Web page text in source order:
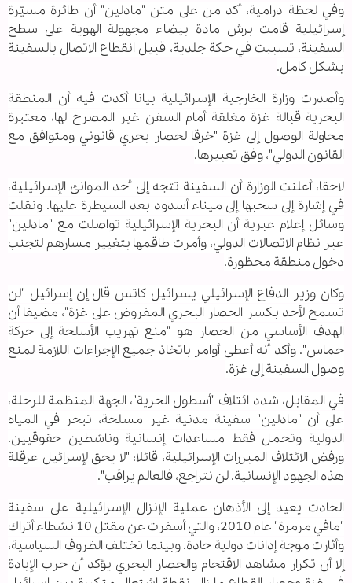
وفي لحظة درامية، أكد من على متن "مادلين" أن طائرة مسيّرة
إسرائيلية قامت برش مادة بيضاء مجهولة الهوية على سطح
السفينة، تسببت في حكة جلدية، قبيل انقطاع الاتصال بالسفينة
بشكل كامل.
وأصدرت وزارة الخارجية الإسرائيلية بيانا أكدت فيه أن المنطقة
البحرية قبالة غزة مغلقة أمام السفن غير المصرح لها، معتبرة
محاولة الوصول إلى غزة "خرقا لحصار بحري قانوني ومتوافق مع
القانون الدولي"، وفق تعبيرها.
لاحقا، أعلنت الوزارة أن السفينة تتجه إلى أحد الموانئ الإسرائيلية،
في إشارة إلى سحبها إلى ميناء أسدود بعد السيطرة عليها. ونقلت
وسائل إعلام عبرية أن البحرية الإسرائيلية تواصلت مع "مادلين"
عبر نظام الاتصالات الدولي، وأمرت طاقمها بتغيير مسارهم لتجنب
دخول منطقة محظورة.
وكان وزير الدفاع الإسرائيلي يسرائيل كاتس قال إن إسرائيل "لن
تسمح لأحد بكسر الحصار البحري المفروض على غزة"، مضيفا أن
الهدف الأساسي من الحصار هو "منع تهريب الأسلحة إلى حركة
حماس". وأكد أنه أعطى أوامر باتخاذ جميع الإجراءات اللازمة لمنع
وصول السفينة إلى غزة.
في المقابل، شدد ائتلاف "أسطول الحرية"، الجهة المنظمة للرحلة،
على أن "مادلين" سفينة مدنية غير مسلحة، تبحر في المياه
الدولية وتحمل فقط مساعدات إنسانية وناشطين حقوقيين.
ورفض الائتلاف المبررات الإسرائيلية، قائلا: "لا يحق لإسرائيل عرقلة
هذه الجهود الإنسانية. لن نتراجع، فالعالم يراقب".
الحادث يعيد إلى الأذهان عملية الإنزال الإسرائيلية على سفينة
"مافي مرمرة" عام 2010، والتي أسفرت عن مقتل 10 نشطاء أتراك
وأثارت موجة إدانات دولية حادة. وبينما تختلف الظروف السياسية،
إلا أن تكرار مشاهد الاقتحام والحصار البحري يؤكد أن حرب الإبادة